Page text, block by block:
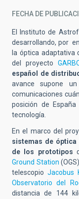
FECHA DE
El Instituto de
desarrollando, por
la óptica
del proyecto
español de
avance supone
comunicaciones
posición de
tecnología.
En el marco del
sistemas de óptica
de los prototipos
Ground Station (OGS)
telescopio Jacobus
Observatorio del
distancia de 144